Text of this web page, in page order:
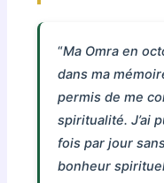
“Ma Omra en
dans ma
permis de me
spiritualité. J’ai
fois par jour
bonheur